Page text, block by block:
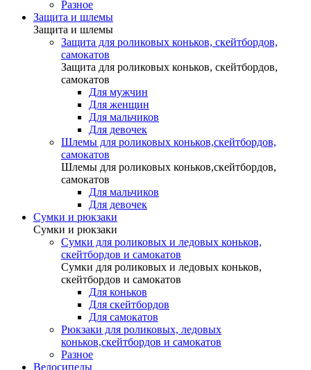
Разное
Защита и шлемы
Защита и шлемы
Защита для роликовых коньков, скейтбордов,
самокатов
Защита для роликовых коньков, скейтбордов,
самокатов
Для мужчин
Для женщин
Для мальчиков
Для девочек
Шлемы для роликовых коньков,скейтбордов,
самокатов
Шлемы для роликовых коньков,скейтбордов,
самокатов
Для мальчиков
Для девочек
Сумки и рюкзаки
Сумки и рюкзаки
Сумки для роликовых и ледовых коньков,
скейтбордов и самокатов
Сумки для роликовых и ледовых коньков,
скейтбордов и самокатов
Для коньков
Для скейтбордов
Для самокатов
Рюкзаки для роликовых, ледовых
коньков,скейтбордов и самокатов
Разное
Велосипеды